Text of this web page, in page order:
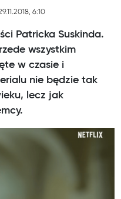
6:10
Patricka Suskinda.
wszystkim
w czasie i
nie będzie tak
lecz jak